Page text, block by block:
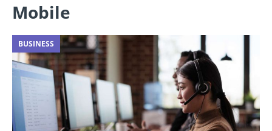
Mobile
BUSINESS